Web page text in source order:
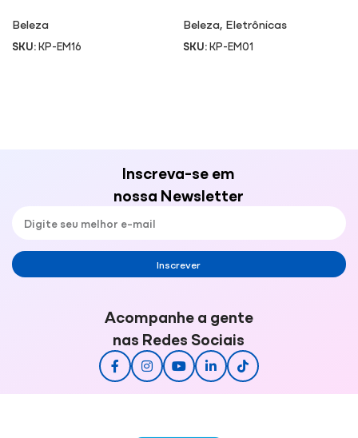
Beleza
SKU:KP-EM16
Beleza, Eletrônicas
SKU:KP-EM01
Inscreva-se em
nossa Newsletter
Inscrever
Acompanhe a gente
nas Redes Sociais